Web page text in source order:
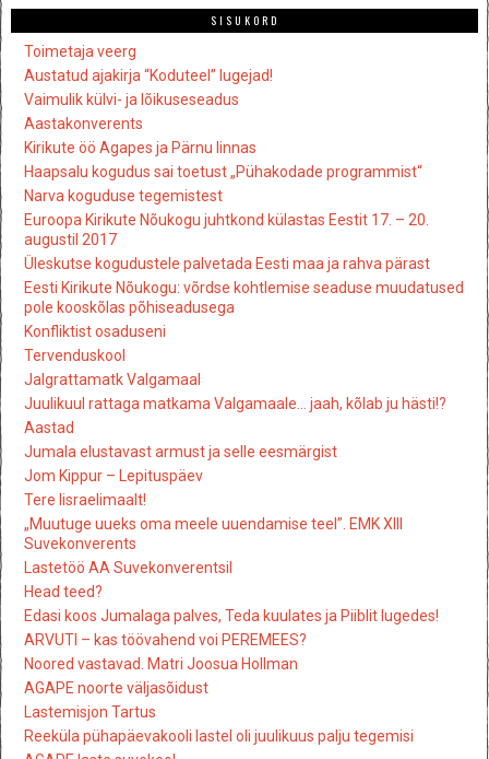
SISUKORD
Toimetaja veerg
Austatud ajakirja “Koduteel” lugejad!
Vaimulik külvi- ja lõikuseseadus
Aastakonverents
Kirikute öö Agapes ja Pärnu linnas
Haapsalu kogudus sai toetust „Pühakodade programmist“
Narva koguduse tegemistest
Euroopa Kirikute Nõukogu juhtkond külastas Eestit 17. – 20.
augustil 2017
Üleskutse kogudustele palvetada Eesti maa ja rahva pärast
Eesti Kirikute Nõukogu: võrdse kohtlemise seaduse muudatused
pole kooskõlas põhiseadusega
Konfliktist osaduseni
Tervenduskool
Jalgrattamatk Valgamaal
Juulikuul rattaga matkama Valgamaale… jaah, kõlab ju hästi!?
Aastad
Jumala elustavast armust ja selle eesmärgist
Jom Kippur – Lepituspäev
Tere Iisraelimaalt!
„Muutuge uueks oma meele uuendamise teel”. EMK XIII
Suvekonverents
Lastetöö AA Suvekonverentsil
Head teed?
Edasi koos Jumalaga palves, Teda kuulates ja Piiblit lugedes!
ARVUTI – kas töövahend voi PEREMEES?
Noored vastavad. Matri Joosua Hollman
AGAPE noorte väljasõidust
Lastemisjon Tartus
Reeküla pühapäevakooli lastel oli juulikuus palju tegemisi